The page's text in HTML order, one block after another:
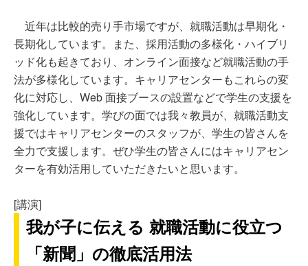
近年は比較的売り手市場ですが、就職活動は早期化・
長期化しています。また、採用活動の多様化・ハイブリ
ッド化も起きており、オンライン面接など就職活動の手
法が多様化しています。キャリアセンターもこれらの変
化に対応し、Web 面接ブースの設置などで学生の支援を
強化しています。学びの面では我々教員が、就職活動支
援ではキャリアセンターのスタッフが、学生の皆さんを
全力で支援します。ぜひ学生の皆さんにはキャリアセン
ターを有効活用していただきたいと思います。
[講演]
我が子に伝える 就職活動に役立つ
「新聞」の徹底活用法